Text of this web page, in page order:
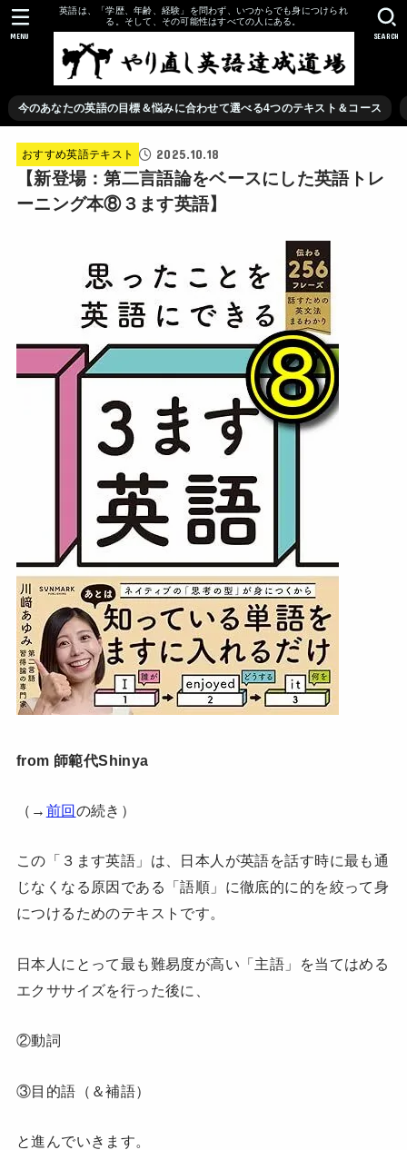
英語は、「学歴、年齢、経験」を問わず、いつからでも身につけられ
る。そして、その可能性はすべての人にある。
今のあなたの英語の目標＆悩みに合わせて選べる4つのテキスト＆コース
SEARCH
MENU
おすすめ英語テキスト 2025.10.18
【新登場：第二言語論をベースにした英語トレ
ーニング本⑧３ます英語】
from 師範代Shinya
（→ 前回の続き）
この「３ます英語」は、日本人が英語を話す時に最も通
じなくなる原因である「語順」に徹底的に的を絞って身
につけるためのテキストです。
日本人にとって最も難易度が高い「主語」を当てはめる
エクササイズを行った後に、
②動詞
③目的語（＆補語）
と進んでいきます。